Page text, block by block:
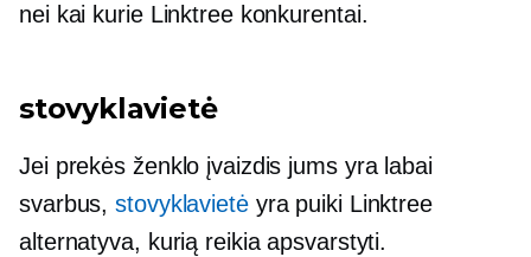
nei kai kurie Linktree konkurentai.
stovyklavietė
Jei prekės ženklo įvaizdis jums yra labai
svarbus,stovyklavietėyra puiki Linktree
alternatyva, kurią reikia apsvarstyti.